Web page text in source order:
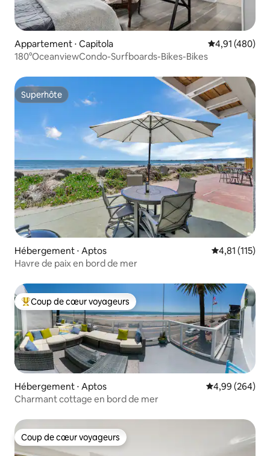
Appartement ⋅ Capitola Évaluation
4,91 (480)
180°OceanviewCondo-Surfboards-Bikes-Bikes
Superhôte
Superhôte
Hébergement ⋅ Aptos Évaluation
4,81 (115)
Havre de paix en bord de mer
Coups de cœur voyageurs les plus appréciés
Coup de cœur voyageurs
Hébergement ⋅ Aptos Évaluation
4,99 (264)
Charmant cottage en bord de mer
Coup de cœur voyageurs
Coup de cœur voyageurs